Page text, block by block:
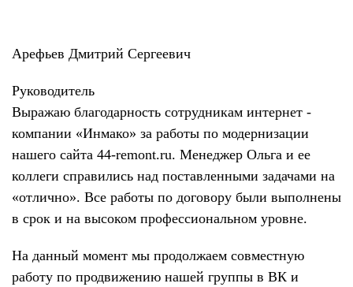
Арефьев Дмитрий Сергеевич
Руководитель
Выражаю благодарность сотрудникам интернет -
компании «Инмако» за работы по модернизации
нашего сайта 44-remont.ru. Менеджер Ольга и ее
коллеги справились над поставленными задачами на
«отлично». Все работы по договору были выполнены
в срок и на высоком профессиональном уровне.
На данный момент мы продолжаем совместную
работу по продвижению нашей группы в ВК и